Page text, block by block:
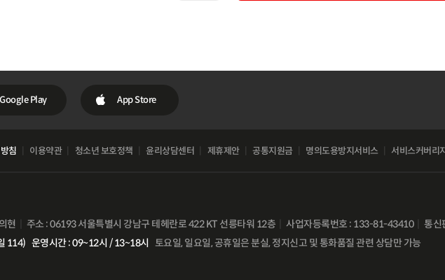
Google Play App Store
침 이용약관 청소년 보호정책 윤리상담센터 제휴제안 공통지원금 명의도용방지서비스 서비스커버리
현 주소 : 06193 서울특별시 강남구 테헤란로 422 KT 선릉타워 12층 사업자등록번호 : 133-81-43410 통신
114) 운영시간 : 09~12시 / 13~18시 토요일, 일요일, 공휴일은 분실, 정지신고 및 통화품질 관련 상담만 가능